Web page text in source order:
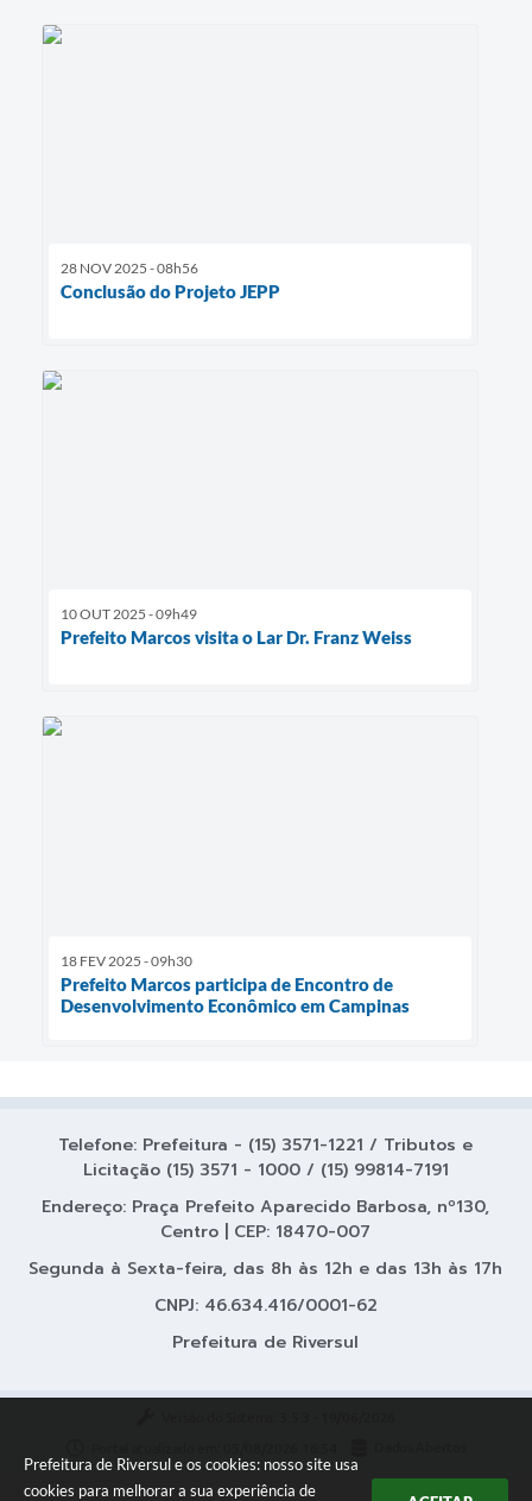
Prefeitura de Riversul e os cookies: nosso site usa
cookies para melhorar a sua experiência de
28 NOV 2025 - 08h56
Conclusão do Projeto JEPP
10 OUT 2025 - 09h49
Prefeito Marcos visita o Lar Dr. Franz Weiss
18 FEV 2025 - 09h30
Prefeito Marcos participa de Encontro de
Desenvolvimento Econômico em Campinas
Telefone: Prefeitura - (15) 3571-1221 / Tributos e
Licitação (15) 3571 - 1000 / (15) 99814-7191
Endereço: Praça Prefeito Aparecido Barbosa, nº130,
Centro | CEP: 18470-007
Segunda à Sexta-feira, das 8h às 12h e das 13h às 17h
CNPJ: 46.634.416/0001-62
Prefeitura de Riversul